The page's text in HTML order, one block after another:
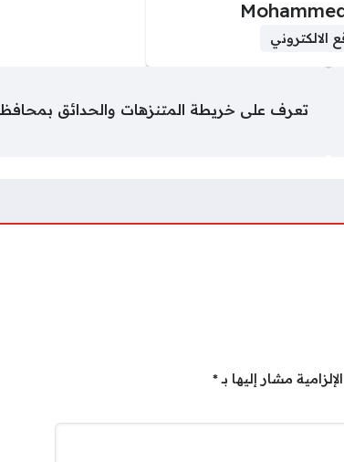
الالكتروني
تعرف على خريطة المتنزهات والحدائق
مشار إليها بـ*